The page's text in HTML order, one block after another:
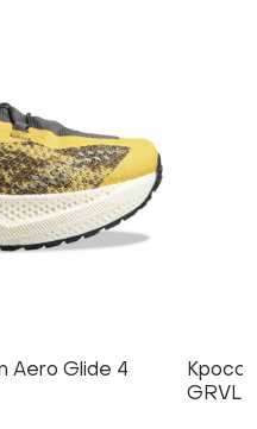
Aero Glide 4
GRVL